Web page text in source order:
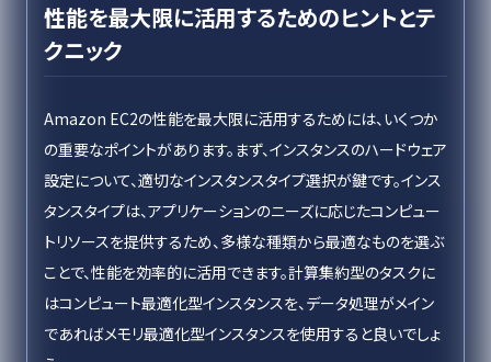
性能を最大限に活用するためのヒントとテ
クニック
Amazon EC2の性能を最大限に活用するためには、いくつか
の重要なポイントがあります。まず、インスタンスのハードウェア
設定について、適切なインスタンスタイプ選択が鍵です。インス
タンスタイプは、アプリケーションのニーズに応じたコンピュー
トリソースを提供するため、多様な種類から最適なものを選ぶ
ことで、性能を効率的に活用できます。計算集約型のタスクに
はコンピュート最適化型インスタンスを、データ処理がメイン
であればメモリ最適化型インスタンスを使用すると良いでしょ